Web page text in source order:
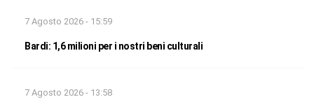
7 Agosto 2026 - 15:59
Bardi: 1,6 milioni per i nostri beni culturali
7 Agosto 2026 - 13:58